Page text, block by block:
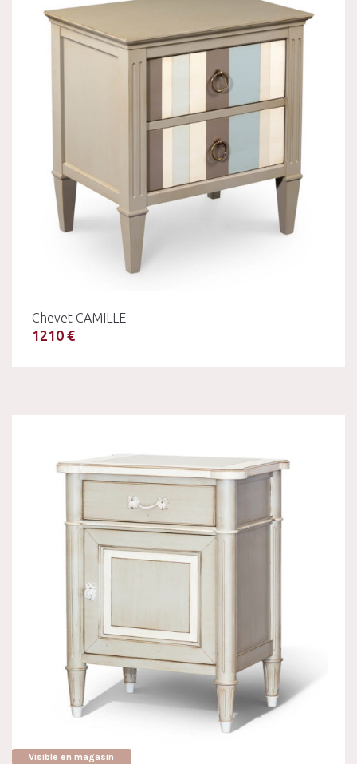
Chevet CAMILLE
1210 €
Visible en magasin